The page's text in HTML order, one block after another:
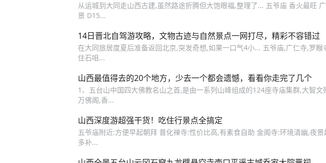
从运城到大同走山西古建,虽然路途折腾但大饱眼福,整理了... 五爷庙 香火最旺
景 D15...
14日晋北自驾游攻略，文物古迹与自然景点一网打尽，精彩不容错过
在大同旅居度夏后准备返回北京,突发奇想,如果一口气4小... 五爷庙,广仁寺,罗
住石咀...
山西最值得去的20个地方，少去一个都会遗憾，看看你走完了几个
1、五台山中国四大佛教名山之首,是由一系列山峰组成的124座寺庙集群,大智
万佛阁,香...
山西深度游超强干货！吃住行景点全搞定
五爷庙附近:方便早起朝拜 普化禅寺:性价比高,有素食自助 金阁寺:环境清幽,夜
多补...